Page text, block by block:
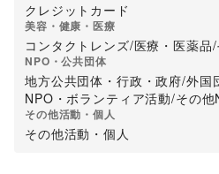
クレジットカード
美容・健康・医療
コンタクトレンズ/医療・医薬品/
NPO・公共団体
地方公共団体・行政・政府/外国
NPO・ボランティア活動/その
その他活動・個人
その他活動・個人